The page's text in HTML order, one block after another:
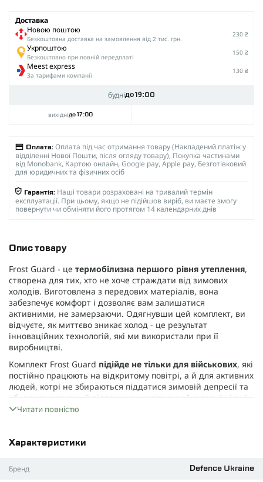
Доставка
Новою поштою
Безкоштовна доставка на замовлення від 2 тис. грн.
230 ₴
Укрпоштою
Безкоштовно при повній передплаті
150 ₴
Meest express
За тарифами компанії
130 ₴
буднідо 19:00
вихіднідо 17:00
Оплата: Оплата під час отримання товару (Накладений платіж у
відділенні Нової Пошти, після огляду товару), Покупка частинами
від Monobank, Картою онлайн, Google pay, Apple pay, Безготівковий
для юридичних та фізичних осіб
Гарантія: Наші товари розраховані на тривалий термін
експлуатації. При цьому, якщо не підійшов виріб, ви маєте змогу
повернути чи обміняти його протягом 14 календарних днів
Опис товару
Frost Guard - це термобілизна першого рівня утеплення,
створена для тих, хто не хоче страждати від зимових
холодів. Виготовлена з передових матеріалів, вона
забезпечує комфорт і дозволяє вам залишатися
активними, не замерзаючи. Одягнувши цей комплект, ви
відчуєте, як миттєво зникає холод - це результат
інноваційних технологій, які ми використали при її
виробництві.
Комплект Frost Guard підійде не тільки для військових, які
постійно працюють на відкритому повітрі, а й для активних
людей, котрі не збираються піддатися зимовій депресії та
обирають активний відпочинок навіть в найхолодніші дні.
Ця термобілизна поєднує легкість, еластичність і чудову
щоб кожен елемент спорядження та одягу військового був
функціональним та "робочим". Тому, враховуючи сучасні
Читати повністю
Характеристики
Бренд Defence Ukraine